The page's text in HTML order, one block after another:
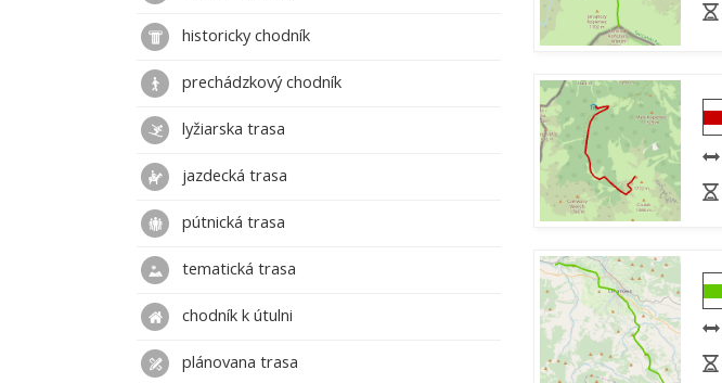
historicky chodník
prechádzkový chodník
lyžiarska trasa
jazdecká trasa
pútnická trasa
tematická trasa
chodník k útulni
plánovana trasa